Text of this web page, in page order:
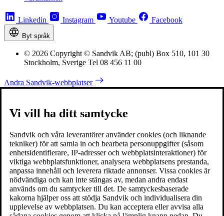
Linkedin Instagram Youtube Facebook
Byt språk
© 2026 Copyright © Sandvik AB; (publ) Box 510, 101 30
Stockholm, Sverige Tel 08 456 11 00
Andra Sandvik-webbplatser
Vi vill ha ditt samtycke
Sandvik och våra leverantörer använder cookies (och liknande
tekniker) för att samla in och bearbeta personuppgifter (såsom
enhetsidentifierare, IP-adresser och webbplatsinteraktioner) för
viktiga webbplatsfunktioner, analysera webbplatsens prestanda,
anpassa innehåll och leverera riktade annonser. Vissa cookies är
nödvändiga och kan inte stängas av, medan andra endast
används om du samtycker till det. De samtyckesbaserade
kakorna hjälper oss att stödja Sandvik och individualisera din
upplevelse av webbplatsen. Du kan acceptera eller avvisa alla